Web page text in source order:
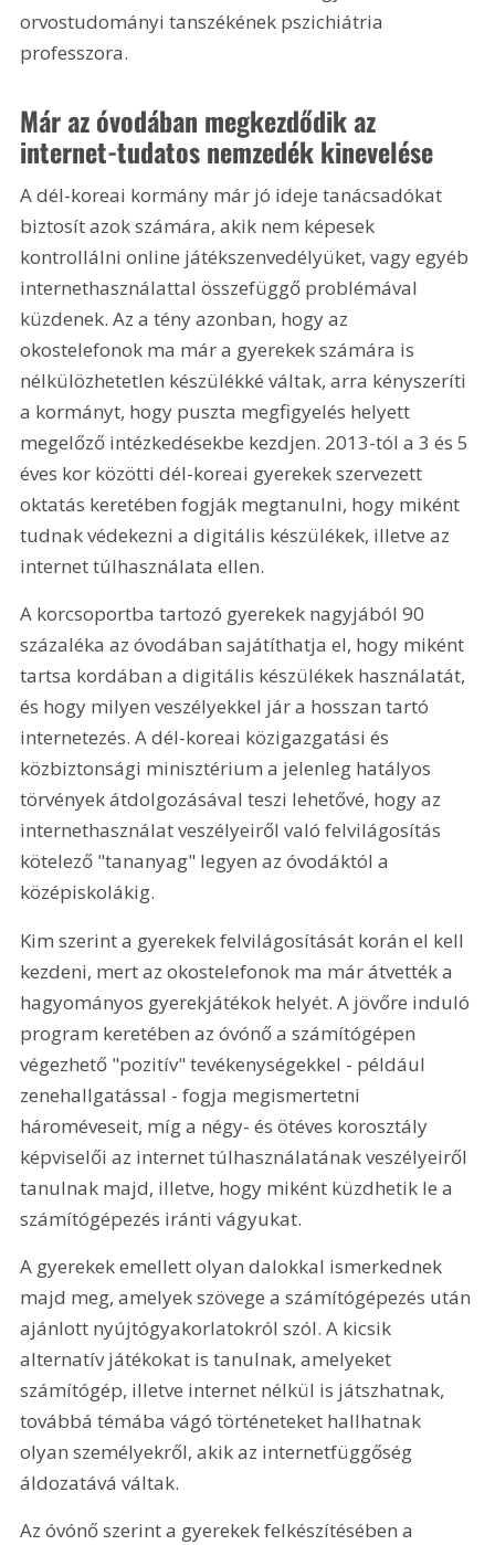
orvostudományi tanszékének pszichiátria
professzora.
Már az óvodában megkezdődik az
internet-tudatos nemzedék kinevelése
A dél-koreai kormány már jó ideje tanácsadókat
biztosít azok számára, akik nem képesek
kontrollálni online játékszenvedélyüket, vagy egyéb
internethasználattal összefüggő problémával
küzdenek. Az a tény azonban, hogy az
okostelefonok ma már a gyerekek számára is
nélkülözhetetlen készülékké váltak, arra kényszeríti
a kormányt, hogy puszta megfigyelés helyett
megelőző intézkedésekbe kezdjen. 2013-tól a 3 és 5
éves kor közötti dél-koreai gyerekek szervezett
oktatás keretében fogják megtanulni, hogy miként
tudnak védekezni a digitális készülékek, illetve az
internet túlhasználata ellen.
A korcsoportba tartozó gyerekek nagyjából 90
százaléka az óvodában sajátíthatja el, hogy miként
tartsa kordában a digitális készülékek használatát,
és hogy milyen veszélyekkel jár a hosszan tartó
internetezés. A dél-koreai közigazgatási és
közbiztonsági minisztérium a jelenleg hatályos
törvények átdolgozásával teszi lehetővé, hogy az
internethasználat veszélyeiről való felvilágosítás
kötelező "tananyag" legyen az óvodáktól a
középiskolákig.
Kim szerint a gyerekek felvilágosítását korán el kell
kezdeni, mert az okostelefonok ma már átvették a
hagyományos gyerekjátékok helyét. A jövőre induló
program keretében az óvónő a számítógépen
végezhető "pozitív" tevékenységekkel - például
zenehallgatással - fogja megismertetni
hároméveseit, míg a négy- és ötéves korosztály
képviselői az internet túlhasználatának veszélyeiről
tanulnak majd, illetve, hogy miként küzdhetik le a
számítógépezés iránti vágyukat.
A gyerekek emellett olyan dalokkal ismerkednek
majd meg, amelyek szövege a számítógépezés után
ajánlott nyújtógyakorlatokról szól. A kicsik
alternatív játékokat is tanulnak, amelyeket
számítógép, illetve internet nélkül is játszhatnak,
továbbá témába vágó történeteket hallhatnak
olyan személyekről, akik az internetfüggőség
áldozatává váltak.
Az óvónő szerint a gyerekek felkészítésében a